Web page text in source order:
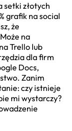
setki złotych
grafik na social
że
na
Trello lub
dla firm
Docs,
Zanim
czy istnieje
mi wystarczy?